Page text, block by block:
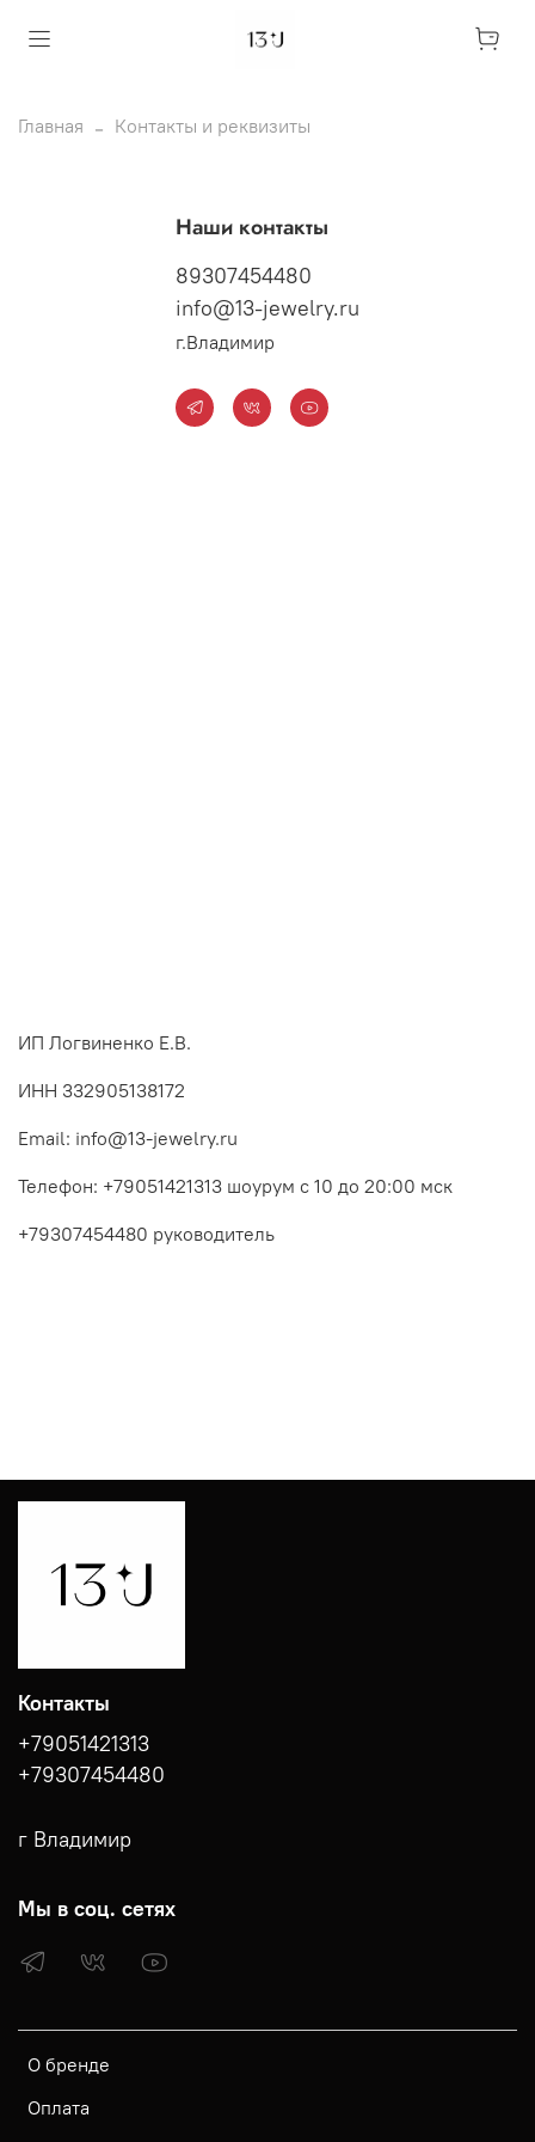
Главная Контакты и реквизиты
Наши контакты
89307454480
info@13-jewelry.ru
г.Владимир
ИП Логвиненко Е.В.
ИНН 332905138172
Email: info@13-jewelry.ru
Телефон: +79051421313 шоурум с 10 до 20:00 мск
+79307454480 руководитель
Яндекс Карты — транспорт, навигация, поиск мест
О бренде
Оплата
Контакты
+79051421313
+79307454480
г Владимир
Мы в соц. сетях